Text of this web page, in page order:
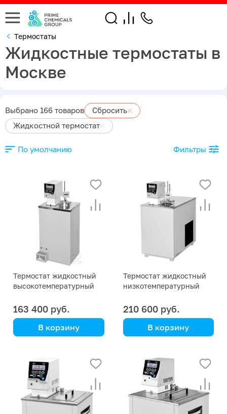
Термостаты
Жидкостные термостаты в
Москве
Выбрано 166 товаров
Сбросить
Жидкостной термостат
По умолчанию Фильтры
Термостат жидкостный
высокотемпературный
163 400 руб.
В корзину
Переливного типа, для
поверки и калибровки
термометров и
термодатчиков
Термостат жидкостный
низкотемпературный
210 600 руб.
В корзину
Переливного типа, для
поверки и калибровки
термометров и
термодатчиков